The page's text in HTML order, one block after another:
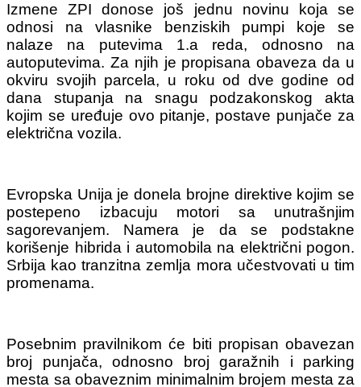
Izmene ZPI donose još jednu novinu koja se
odnosi na vlasnike benziskih pumpi koje se
nalaze na putevima 1.a reda, odnosno na
autoputevima. Za njih je propisana obaveza da u
okviru svojih parcela, u roku od dve godine od
dana stupanja na snagu podzakonskog akta
kojim se uređuje ovo pitanje, postave punjače za
električna vozila.
Evropska Unija je donela brojne direktive kojim se
postepeno izbacuju motori sa unutrašnjim
sagorevanjem. Namera je da se podstakne
korišenje hibrida i automobila na električni pogon.
Srbija kao tranzitna zemlja mora učestvovati u tim
promenama.
Posebnim pravilnikom će biti propisan obavezan
broj punjača, odnosno broj garažnih i parking
mesta sa obaveznim minimalnim brojem mesta za